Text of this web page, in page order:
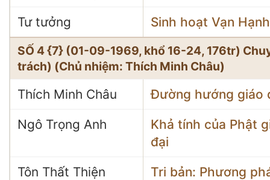
Tư tưởng
Sinh hoạt Vạn Hạnh
SỐ 4 {7} (01-09-1969, khổ 16-24, 176tr)
trách) (Chủ nhiệm: Thích Minh Châu)
Thích Minh Châu
Đường hướng giáo
Ngô Trọng Anh
Khả tính của Phật
đại
Tôn Thất Thiện
Tri bản: Phương